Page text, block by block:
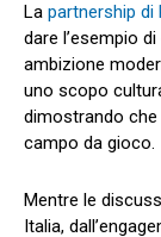
La partnership di
dare l’esempio
ambizione
uno scopo
dimostrando
campo da gioco.
Mentre le
Italia,